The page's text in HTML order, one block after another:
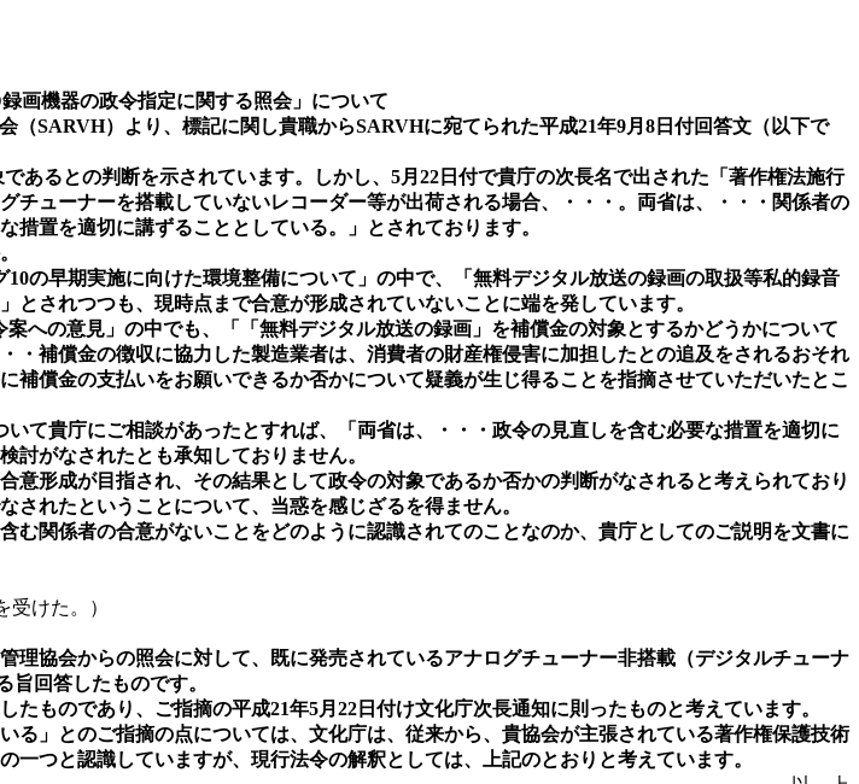
画機器の政令指定に関する照会」について
SARVH）より、標記に関し貴職からSARVHに宛てられた平成21年9月8日付回答文（以下で
るとの判断を示されています。しかし、5月22日付で貴庁の次長名で出された「著作権法施行
ューナーを搭載していないレコーダー等が出荷される場合、・・・。両省は、・・・関係者の
置を適切に講ずることとしている。」とされております。
の早期実施に向けた環境整備について」の中で、「無料デジタル放送の録画の取扱等私的録音
されつつも、現時点まで合意が形成されていないことに端を発しています。
への意見」の中でも、「「無料デジタル放送の録画」を補償金の対象とするかどうかについて
補償金の徴収に協力した製造業者は、消費者の財産権侵害に加担したとの追及をされるおそれ
償金の支払いをお願いできるか否かについて疑義が生じ得ることを指摘させていただいたとこ
て貴庁にご相談があったとすれば、「両省は、・・・政令の見直しを含む必要な措置を適切に
討がなされたとも承知しておりません。
形成が目指され、その結果として政令の対象であるか否かの判断がなされると考えられており
れたということについて、当惑を感じざるを得ません。
関係者の合意がないことをどのように認識されてのことなのか、貴庁としてのご説明を文書に
けた。）
協会からの照会に対して、既に発売されているアナログチューナー非搭載（デジタルチューナ
回答したものです。
ものであり、ご指摘の平成21年5月22日付け文化庁次長通知に則ったものと考えています。
」とのご指摘の点については、文化庁は、従来から、貴協会が主張されている著作権保護技術
つと認識していますが、現行法令の解釈としては、上記のとおりと考えています。